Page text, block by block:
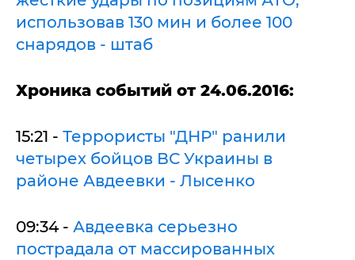
использовав 130 мин и более 100
снарядов - штаб
Хроника событий от 24.06.2016:
15:21 - Террористы "ДНР" ранили
четырех бойцов ВС Украины в
районе Авдеевки - Лысенко
09:34 - Авдеевка серьезно
пострадала от массированных